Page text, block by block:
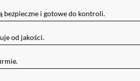
bezpieczne i gotowe do kontroli.
od jakości.